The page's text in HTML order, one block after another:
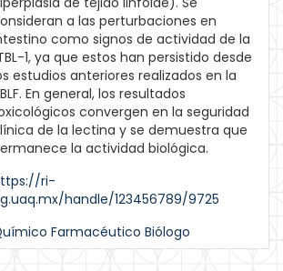
a las perturbaciones en
como signos de actividad de la
1, ya que estos han persistido desde
estudios anteriores realizados en la
En general, los resultados
convergen en la seguridad
de la lectina y se demuestra que
la actividad biológica.
ri-
handle/123456789/9725
Farmacéutico Biólogo